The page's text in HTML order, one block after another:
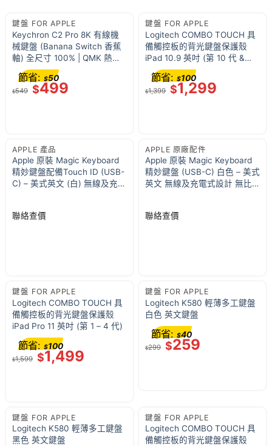
鍵盤 FOR APPLE
Keychron C2 Pro 8K 有線機
械鍵盤 (Banana Switch 香蕉
軸) 全尺寸 100% | QMK 熱插
拔 | 8000Hz 輪詢率 | PBT 鍵
帽 | RGB | Mac Windows
$549 $499
節省: $50
鍵盤 FOR APPLE
Logitech COMBO TOUCH 具
備觸控板的背光鍵盤保護殼
iPad 10.9 英吋 (第 10 代 &
A16) 920-011434
$1,399 $1,299
節省: $100
APPLE 產品
Apple 原裝 Magic Keyboard
精妙鍵盤配備Touch ID (USB-
C) – 美式英文 (白) 無線及充電
聯絡查價
APPLE 原廠配件
Apple 原裝 Magic Keyboard
精妙鍵盤 (USB-C) 白色 – 美式
英文 無線及充電式設計 無比
聯絡查價
鍵盤 FOR APPLE
Logitech COMBO TOUCH 具
備觸控板的背光鍵盤保護殼
iPad Pro 11 英吋 (第 1 – 4 代)
$1,599 $1,499
節省: $100
鍵盤 FOR APPLE
Logitech K580 輕薄多工鍵盤
白色 英文鍵盤
$299 $259
節省: $40
鍵盤 FOR APPLE
Logitech K580 輕薄多工鍵盤
黑色 英文鍵盤
鍵盤 FOR APPLE
Logitech COMBO TOUCH 具
備觸控板的背光鍵盤保護殼